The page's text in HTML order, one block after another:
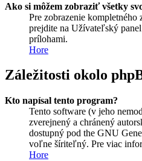
Ako si môžem zobraziť všetky
Pre zobrazenie
prejdite na Užívateľský
prílohami.
Hore
Záležitosti okolo
Kto napísal tento program?
Tento software (v jeho
zverejnený a chránený
dostupný pod the GNU
voľne šíriteľný. Pre viac
Hore